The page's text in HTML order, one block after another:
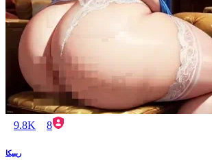
9.8K 8
ريبيكا